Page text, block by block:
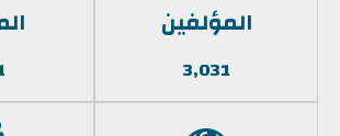
المؤلفين
3,031